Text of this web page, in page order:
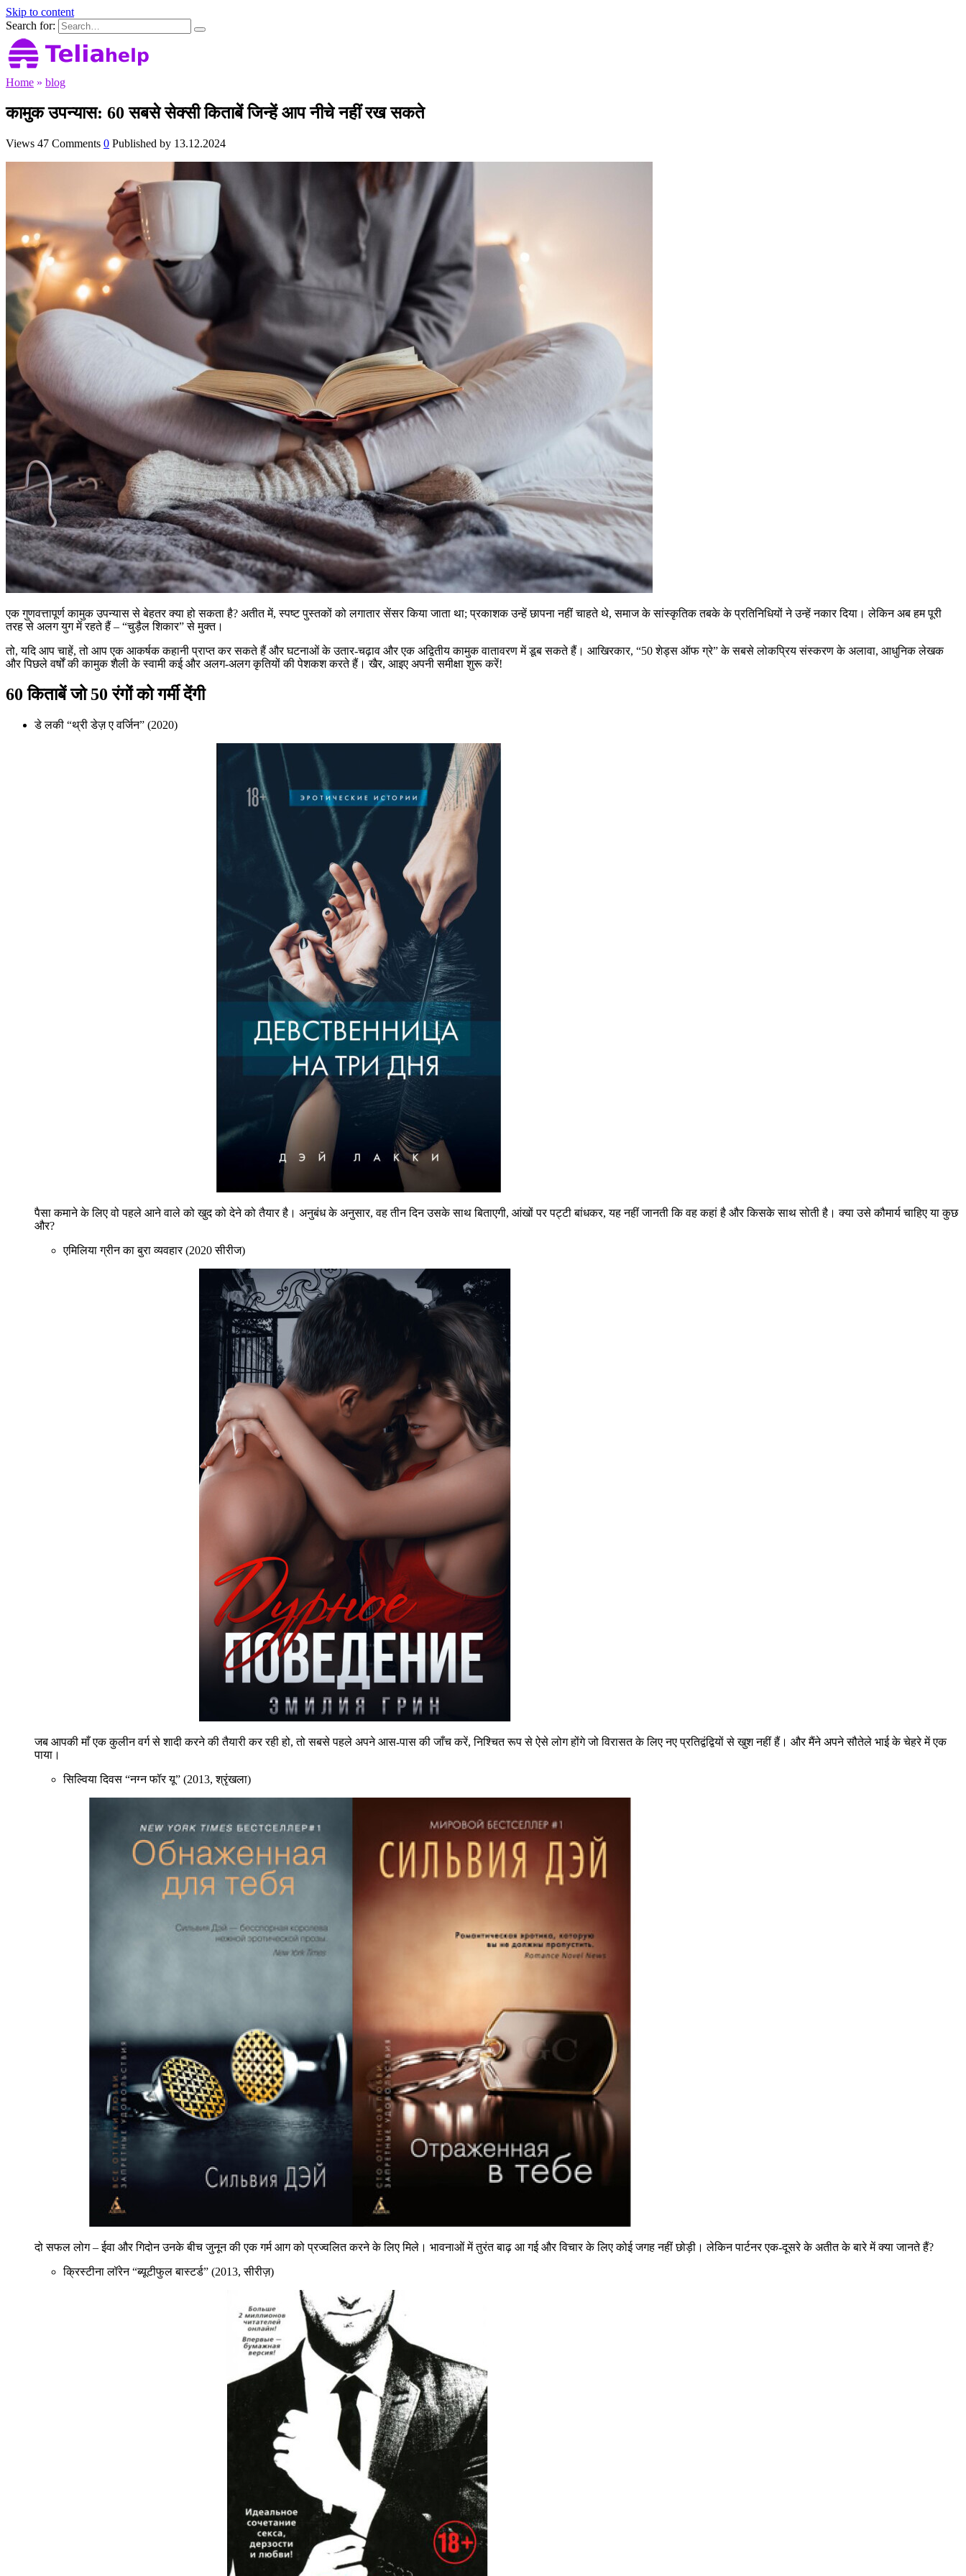
Skip to content
Search for:
Home » blog
कामुक उपन्यास: 60 सबसे सेक्सी किताबें जिन्हें आप नीचे नहीं रख सकते
Views 47 Comments 0 Published by 13.12.2024
एक गुणवत्तापूर्ण कामुक उपन्यास से बेहतर क्या हो सकता है? अतीत में, स्पष्ट पुस्तकों को लगातार सेंसर किया जाता था; प्रकाशक उन्हें छापना नहीं चाहते थे, समाज के सांस्कृतिक तबके के प्रतिनिधियों ने उन्हें नकार दिया। लेकिन अब हम पूरी
तरह से अलग युग में रहते हैं – “चुड़ैल शिकार” से मुक्त।
तो, यदि आप चाहें, तो आप एक आकर्षक कहानी प्राप्त कर सकते हैं और घटनाओं के उतार-चढ़ाव और एक अद्वितीय कामुक वातावरण में डूब सकते हैं। आखिरकार, “50 शेड्स ऑफ ग्रे” के सबसे लोकप्रिय संस्करण के अलावा, आधुनिक लेखक
और पिछले वर्षों की कामुक शैली के स्वामी कई और अलग-अलग कृतियों की पेशकश करते हैं। खैर, आइए अपनी समीक्षा शुरू करें!
60 किताबें जो 50 रंगों को गर्मी देंगी
डे लकी “थ्री डेज़ ए वर्जिन” (2020)
पैसा कमाने के लिए वो पहले आने वाले को खुद को देने को तैयार है। अनुबंध के अनुसार, वह तीन दिन उसके साथ बिताएगी, आंखों पर पट्टी बांधकर, यह नहीं जानती कि वह कहां है और किसके साथ सोती है। क्या उसे कौमार्य चाहिए या कुछ
और?
एमिलिया ग्रीन का बुरा व्यवहार (2020 सीरीज)
जब आपकी माँ एक कुलीन वर्ग से शादी करने की तैयारी कर रही हो, तो सबसे पहले अपने आस-पास की जाँच करें, निश्चित रूप से ऐसे लोग होंगे जो विरासत के लिए नए प्रतिद्वंद्वियों से खुश नहीं हैं। और मैंने अपने सौतेले भाई के चेहरे में एक
पाया।
सिल्विया दिवस “नग्न फॉर यू” (2013, श्रृंखला)
दो सफल लोग – ईवा और गिदोन उनके बीच जुनून की एक गर्म आग को प्रज्वलित करने के लिए मिले। भावनाओं में तुरंत बाढ़ आ गई और विचार के लिए कोई जगह नहीं छोड़ी। लेकिन पार्टनर एक-दूसरे के अतीत के बारे में क्या जानते हैं?
क्रिस्टीना लॉरेन “ब्यूटीफुल बास्टर्ड” (2013, सीरीज़)